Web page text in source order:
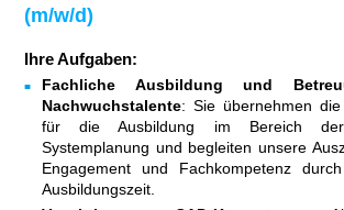
(m/w/d)
Ihre Aufgaben:
Fachliche Ausbildung und
Nachwuchstalente: Sie übernehmen die
für die Ausbildung im Bereich der
Systemplanung und begleiten unsere
Engagement und Fachkompetenz
Ausbildungszeit.